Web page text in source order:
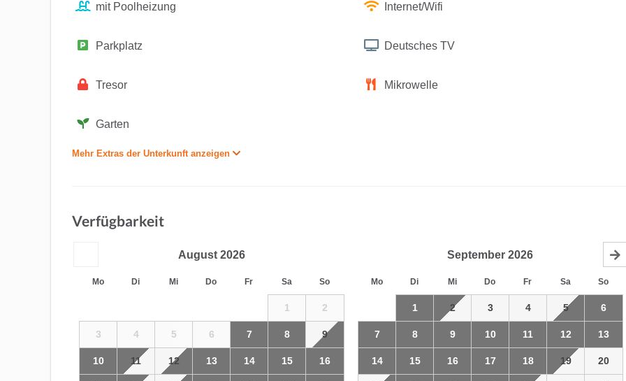
mit Poolheizung Internet/Wifi
Parkplatz Deutsches TV
Tresor Mikrowelle
Garten
Mehr Extras der Unterkunft anzeigen
Verfügbarkeit
August 2026
Mo Di Mi Do Fr Sa So
1 2
3 4 5 6 7 8 9
10 11 12 13 14 15 16
September 2026
Mo Di Mi Do Fr Sa So
1 2 3 4 5 6
7 8 9 10 11 12 13
14 15 16 17 18 19 20